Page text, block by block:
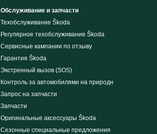
Обслуживание и запчасти
Техобслуживание Škoda
Регулярное техобслуживание Škoda
Сервисные кампании по отзыву
Гарантия Škoda
Экстренный вызов (SOS)
Контроль за автомобилями на природн
Запрос на запчасти
Запчасти
Оригинальные аксессуары Škoda
Сезонные специальные предложения